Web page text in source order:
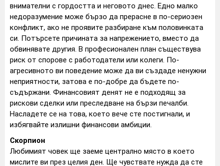
внимателни с гордостта и неговото днес. Едно малко
недоразумение може бързо да прерасне в по-сериозен
конфликт, ако не проявите разбиране към половинката
си. Потърсете причината за напрежението, вместо да
обвинявате другия. В професионален план съществува
риск от спорове с работодатели или колеги. По-
агресивното ви поведение може да ви създаде ненужни
неприятности, затова е по-добре да бъдете по-
съдържани. Финансовият денят не е подходящ за
рискови сделки или преследване на бързи печалби.
Насладете се на това, което вече сте постигнали, и
избягвайте излишни финансови амбиции.
Скорпион
Любимият човек ще заеме централно място в което
мислите ви през целия ден. Ще чувствате нужда да сте